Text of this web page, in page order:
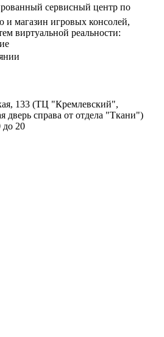
сервисный центр по
магазин игровых консолей,
виртуальной реальности:
133 (ТЦ "Кремлевский",
дверь справа от отдела "Ткани")
до 20